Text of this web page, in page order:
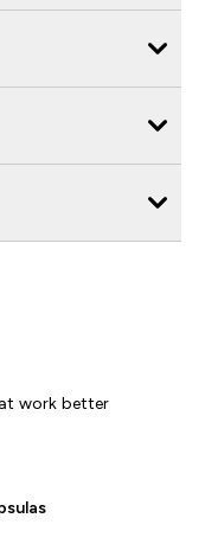
work better